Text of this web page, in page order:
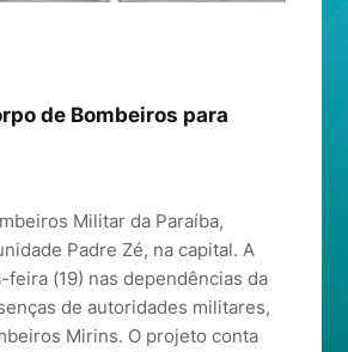
de Bombeiros para
Militar da Paraíba,
Padre Zé, na capital. A
(19) nas dependências da
de autoridades militares,
Mirins. O projeto conta